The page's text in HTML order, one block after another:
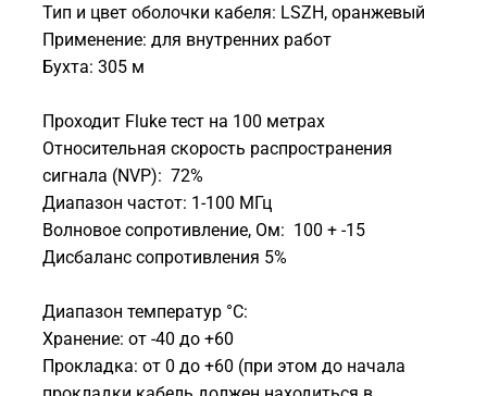
Тип и цвет оболочки кабеля: LSZH, оранжевый
Применение: для внутренних работ
Бухта: 305 м
Проходит Fluke тест на 100 метрах
Относительная скорость распространения
сигнала (NVP): 72%
Диапазон частот: 1-100 МГц
Волновое сопротивление, Ом: 100 + -15
Дисбаланс сопротивления 5%
Диапазон температур °С:
Хранение: от -40 до +60
Прокладка: от 0 до +60 (при этом до начала